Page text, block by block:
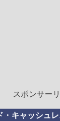
スポンサー
・キャッシュ